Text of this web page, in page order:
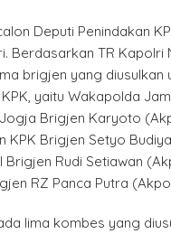
Deputi Penindakan
Berdasarkan TR
brigjen yang diusulkan
yaitu Wakapolda
Brigjen Karyoto
KPK Brigjen Setyo
Brigjen Rudi Setiawan
RZ Panca Putra
lima kombes yang